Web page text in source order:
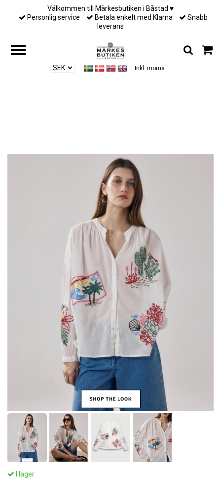
Välkommen till Märkesbutiken i Båstad ♥︎
Personlig service
Betala enkelt med Klarna
Snabb
leverans
Inkl. moms
I lager.